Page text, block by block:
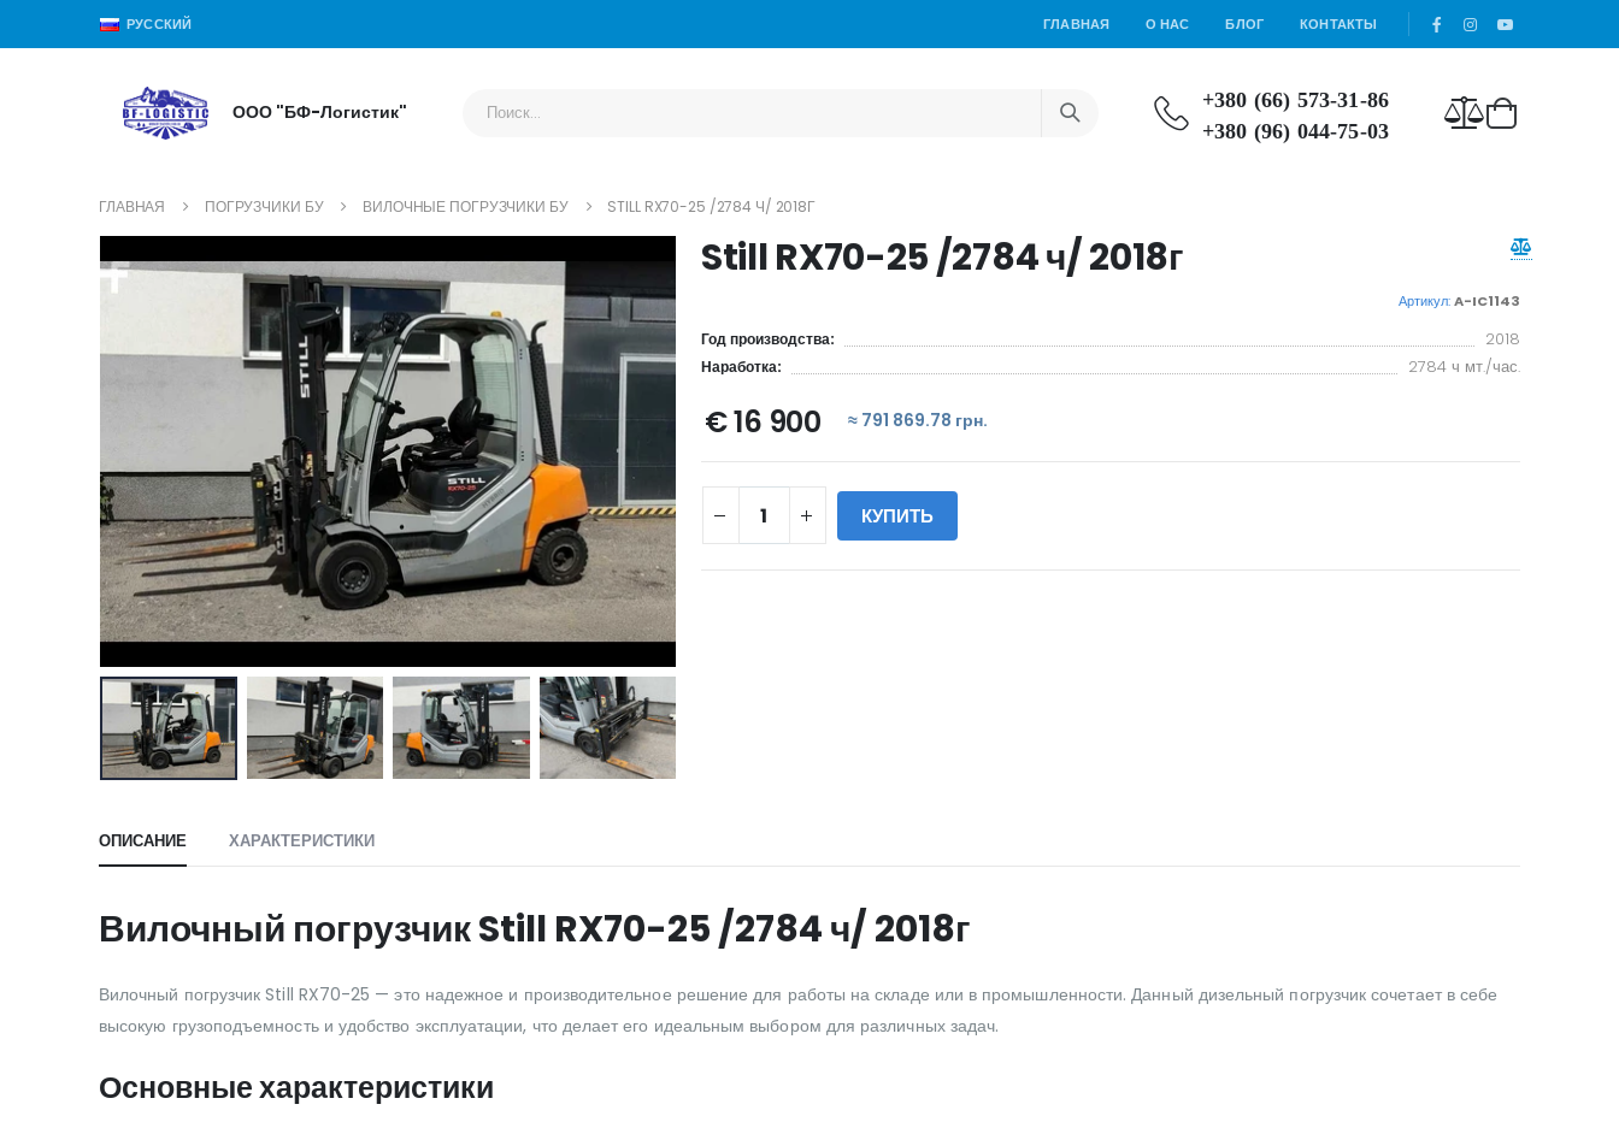
РУССКИЙ ГЛАВНАЯ О НАС БЛОГ КОНТАКТЫ
ООО "БФ-Логистик"
+380 (66) 573-31-86
+380 (96) 044-75-03
ГЛАВНАЯ ПОГРУЗЧИКИ БУ ВИЛОЧНЫЕ ПОГРУЗЧИКИ БУ STILL RX70-25 /2784 Ч/ 2018Г
Still RX70-25 /2784 ч/ 2018г
Артикул:A-IC1143
Год производства: 2018
Наработка: 2784 ч мт./час.
€ 16 900 ≈ 791 869.78 грн.
КУПИТЬ
ОПИСАНИЕ ХАРАКТЕРИСТИКИ
Вилочный погрузчик Still RX70-25 /2784 ч/ 2018г
Вилочный погрузчик Still RX70-25 — это надежное и производительное решение для работы на складе или в промышленности. Данный дизельный погрузчик сочетает в себе
высокую грузоподъемность и удобство эксплуатации, что делает его идеальным выбором для различных задач.
Основные характеристики